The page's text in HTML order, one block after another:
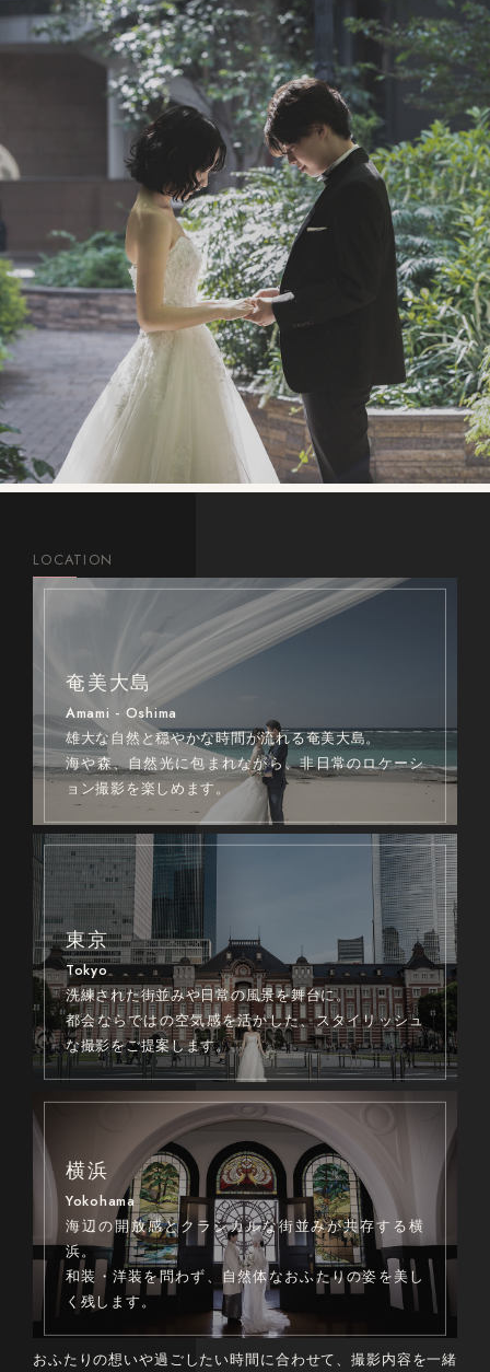
LOCATION
奄美大島
Amami - Oshima
雄大な自然と穏やかな時間が流れる奄美大島。
海や森、自然光に包まれながら、非日常のロケーシ
ョン撮影を楽しめます。
東京
Tokyo
洗練された街並みや日常の風景を舞台に。
都会ならではの空気感を活かした、スタイリッシュ
な撮影をご提案します。
横浜
Yokohama
海辺の開放感とクラシカルな街並みが共存する横
浜。
和装・洋装を問わず、自然体なおふたりの姿を美し
く残します。
おふたりの想いや過ごしたい時間に合わせて、撮影内容を一緒